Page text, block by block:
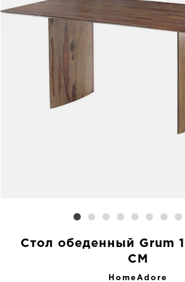
Стол обеденный Grum
CM
HomeAdore